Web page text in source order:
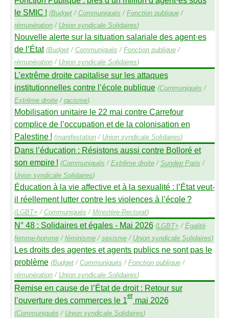
le SMIC ! (Budget/ Communiqués / Fonction publique/
rémunération/ Union syndicale Solidaires)
Nouvelle alerte sur la situation salariale des agent·es
de l’État (Budget/ Communiqués / Fonction publique/
rémunération/ Union syndicale Solidaires)
L’extrême droite capitalise sur les attaques
institutionnelles contre l’école publique (Communiqués /
Extrême droite/ racisme)
Mobilisation unitaire le 22 mai contre Carrefour
complice de l’occupation et de la colonisation en
Palestine ! (manifestation/ Union syndicale Solidaires)
Dans l’éducation : Résistons aussi contre Bolloré et
son empire ! (Communiqués / Extrême droite/ SundepParis /
Union syndicale Solidaires)
Éducation à la vie affective et à la sexualité : l’État veut-
il réellement lutter contre les violences à l’école?
(LGBT+ / Communiqués / Ministère-Rectorat)
N° 48 : Solidaires et égales - Mai 2026 (LGBT+ / Égalité
femme-homme/ féminisme/ sexisme/ Union syndicale Solidaires)
Les droits des agentes et agents publics ne sont pas le
problème (Budget/ Communiqués / Fonction publique/
rémunération/ Union syndicale Solidaires)
Remise en cause de l’État de droit : Retour sur
l’ouverture des commerces le 1ermai 2026
(Communiqués / Union syndicale Solidaires)